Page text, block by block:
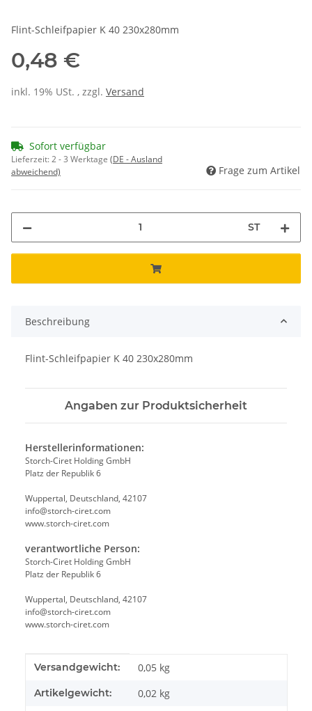
Flint-Schleifpapier K 40 230x280mm
0,48 €
inkl. 19% USt. , zzgl. Versand
Sofort verfügbar
Lieferzeit:2 - 3 Werktage (DE - Ausland
abweichend)
Frage zum Artikel
ST
Beschreibung
Flint-Schleifpapier K 40 230x280mm
Angaben zur Produktsicherheit
Herstellerinformationen:
Storch-Ciret Holding GmbH
Platz der Republik 6
Wuppertal, Deutschland, 42107
info@storch-ciret.com
www.storch-ciret.com
verantwortliche Person:
Storch-Ciret Holding GmbH
Platz der Republik 6
Wuppertal, Deutschland, 42107
info@storch-ciret.com
www.storch-ciret.com
Produkteigenschaft
Wert
Versandgewicht: 0,05 kg
Artikelgewicht: 0,02 kg